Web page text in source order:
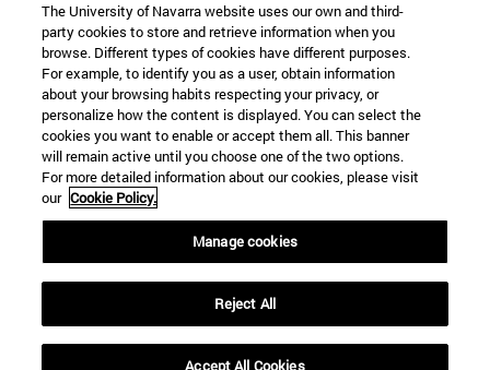
The University of Navarra website uses our own and third-
party cookies to store and retrieve information when you
browse. Different types of cookies have different purposes.
For example, to identify you as a user, obtain information
about your browsing habits respecting your privacy, or
personalize how the content is displayed. You can select the
cookies you want to enable or accept them all. This banner
will remain active until you choose one of the two options.
For more detailed information about our cookies, please visit
our Cookie Policy.
Manage cookies
Reject All
Accept All Cookies